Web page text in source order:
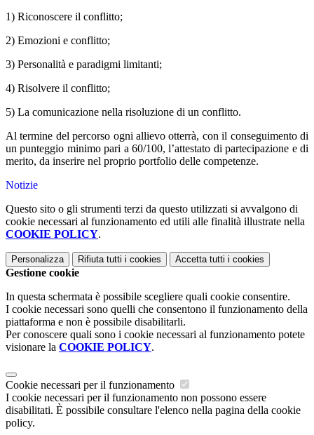
1) Riconoscere il conflitto;
2) Emozioni e conflitto;
3) Personalità e paradigmi limitanti;
4) Risolvere il conflitto;
5) La comunicazione nella risoluzione di un conflitto.
Al termine del percorso ogni allievo otterrà, con il conseguimento di
un punteggio minimo pari a 60/100, l’attestato di partecipazione e di
merito, da inserire nel proprio portfolio delle competenze.
Notizie
Questo sito o gli strumenti terzi da questo utilizzati si avvalgono di
cookie necessari al funzionamento ed utili alle finalità illustrate nella
COOKIE POLICY.
Personalizza Rifiuta tutti i cookies Accetta tutti i cookies
Gestione cookie
In questa schermata è possibile scegliere quali cookie consentire.
I cookie necessari sono quelli che consentono il funzionamento della
piattaforma e non è possibile disabilitarli.
Per conoscere quali sono i cookie necessari al funzionamento potete
visionare la COOKIE POLICY.
Cookie necessari per il funzionamento
I cookie necessari per il funzionamento non possono essere
disabilitati. È possibile consultare l'elenco nella pagina della cookie
policy.